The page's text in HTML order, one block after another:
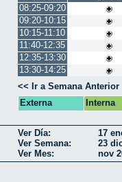
08:25-09:20
09:20-10:15
10:15-11:10
11:40-12:35
12:35-13:30
13:30-14:25
<< Ir a Semana Anterior
Externa
Interna
Ver Día: 17
Ver Semana:
23
Ver Mes:
nov